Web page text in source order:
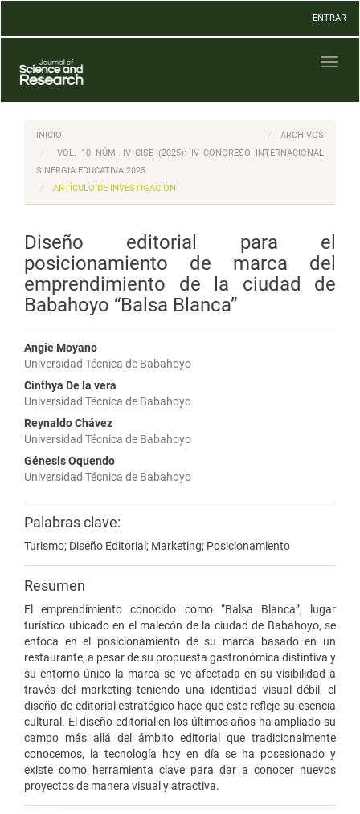
Contenido
Barra
lateral
ENTRAR
INICIO
ARCHIVOS
VOL. 10 NÚM. IV CISE (2025): IV CONGRESO INTERNACIONAL
SINERGIA EDUCATIVA 2025
ARTÍCULO DE INVESTIGACIÓN
Diseño editorial para el
posicionamiento de marca del
emprendimiento de la ciudad de
Babahoyo “Balsa Blanca”
Angie Moyano
Universidad Técnica de Babahoyo
Cinthya De la vera
Universidad Técnica de Babahoyo
Reynaldo Chávez
Universidad Técnica de Babahoyo
Génesis Oquendo
Universidad Técnica de Babahoyo
Palabras clave:
Turismo; Diseño Editorial; Marketing; Posicionamiento
Resumen
El emprendimiento conocido como “Balsa Blanca”, lugar
turístico ubicado en el malecón de la ciudad de Babahoyo, se
enfoca en el posicionamiento de su marca basado en un
restaurante, a pesar de su propuesta gastronómica distintiva y
su entorno único la marca se ve afectada en su visibilidad a
través del marketing teniendo una identidad visual débil, el
diseño de editorial estratégico hace que este refleje su esencia
cultural. El diseño editorial en los últimos años ha ampliado su
campo más allá del ámbito editorial que tradicionalmente
conocemos, la tecnología hoy en día se ha posesionado y
existe como herramienta clave para dar a conocer nuevos
proyectos de manera visual y atractiva.